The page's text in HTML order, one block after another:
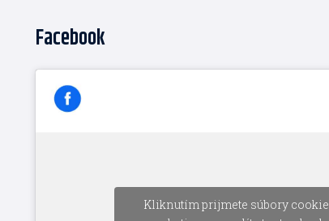
Facebook
Kliknutím prijmete súbory cookie